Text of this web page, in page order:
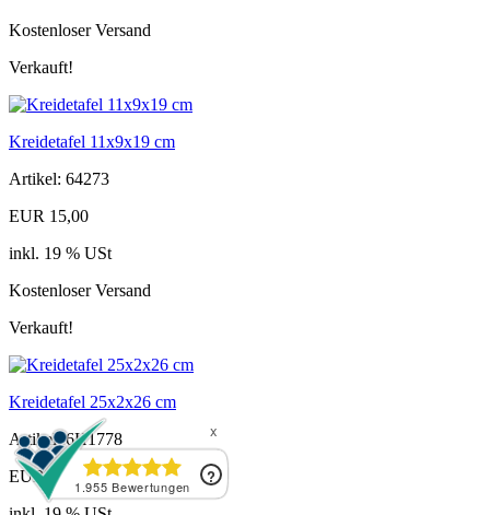
Kostenloser Versand
Verkauft!
Kreidetafel 11x9x19 cm
Artikel: 64273
EUR 15,00
inkl. 19 % USt
Kostenloser Versand
Verkauft!
Kreidetafel 25x2x26 cm
Artikel: 6H1778
EUR 24,00